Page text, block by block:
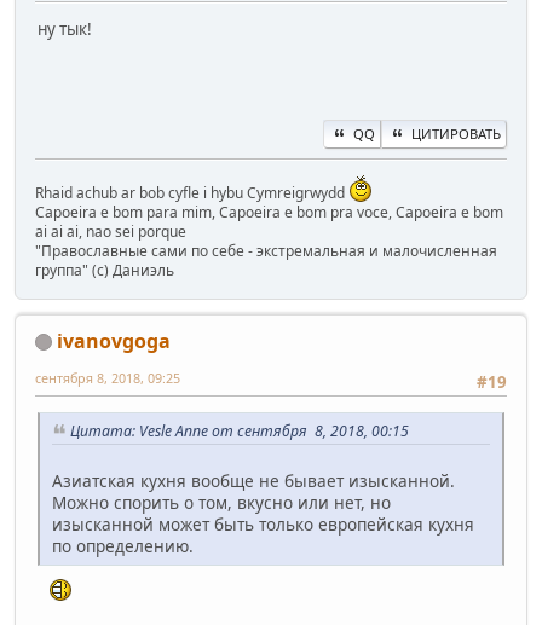
ну тык!
QQ ЦИТИРОВАТЬ
Rhaid achub ar bob cyfle i hybu Cymreigrwydd
Capoeira e bom para mim, Capoeira e bom pra voce, Capoeira e bom
ai ai ai, nao sei porque
"Православные сами по себе - экстремальная и малочисленная
группа" (с) Даниэль
ivanovgoga
#19
сентября 8, 2018, 09:25
Цитата: Vesle Anne от сентября 8, 2018, 00:15
Азиатская кухня вообще не бывает изысканной.
Можно спорить о том, вкусно или нет, но
изысканной может быть только европейская кухня
по определению.